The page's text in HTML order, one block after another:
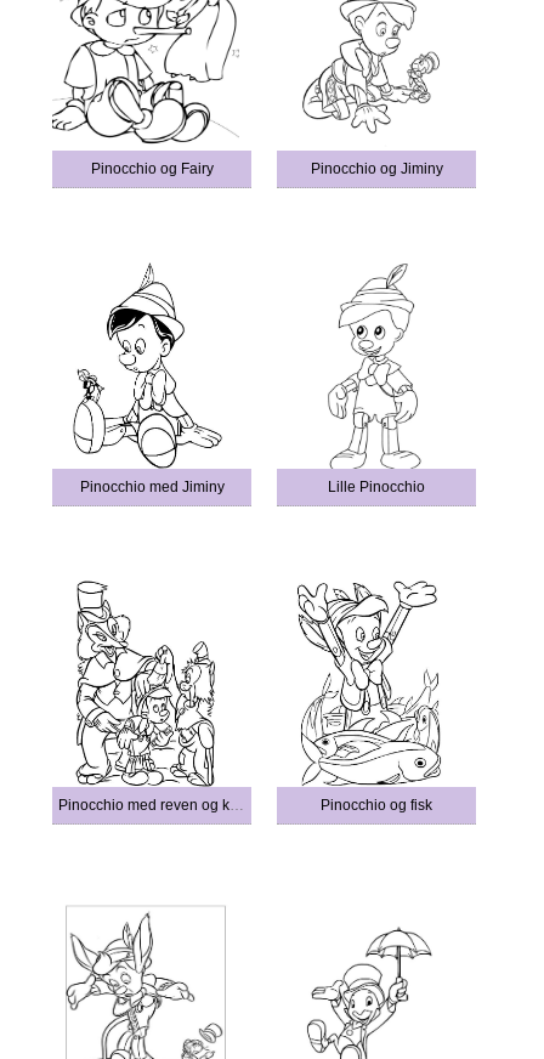
Pinocchio og Fairy Pinocchio og Jiminy
Pinocchio med Jiminy Lille Pinocchio
Pinocchio med reven og katten Pinocchio og fisk